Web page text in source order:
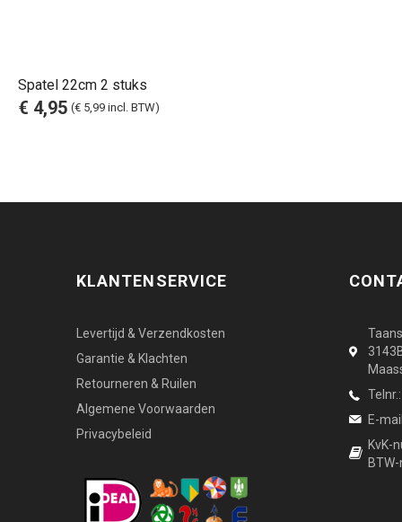
Spatel 22cm 2 stuks
€ 4,95 (€ 5,99 incl. BTW)
KLANTENSERVICE
Levertijd & Verzendkosten
Garantie & Klachten
Retourneren & Ruilen
Algemene Voorwaarden
Privacybeleid
E-
KvK-